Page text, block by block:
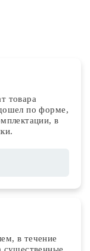
товара
по форме,
в
в течение